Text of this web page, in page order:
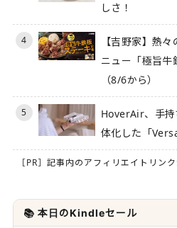
しさ！
4
【吉野家】熱
ニュー「極旨牛
（8/6から）
5
HoverAir、手持
体化した「
［PR］記事内のアフィリエイトリン
📚 本日のKindleセール